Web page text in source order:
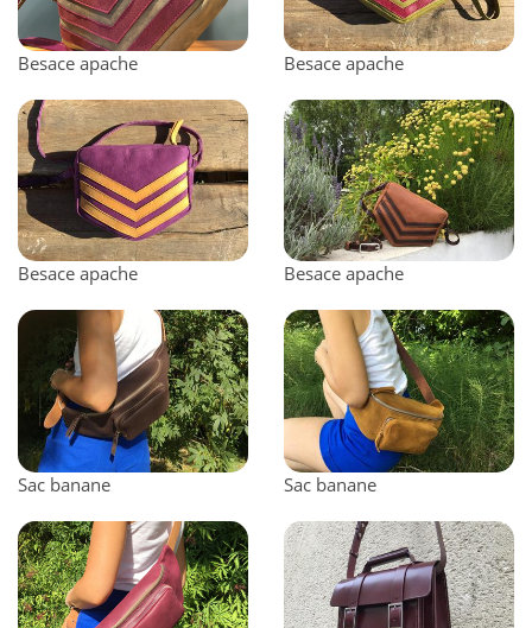
Besace apache Besace apache
Besace apache Besace apache
Sac banane Sac banane